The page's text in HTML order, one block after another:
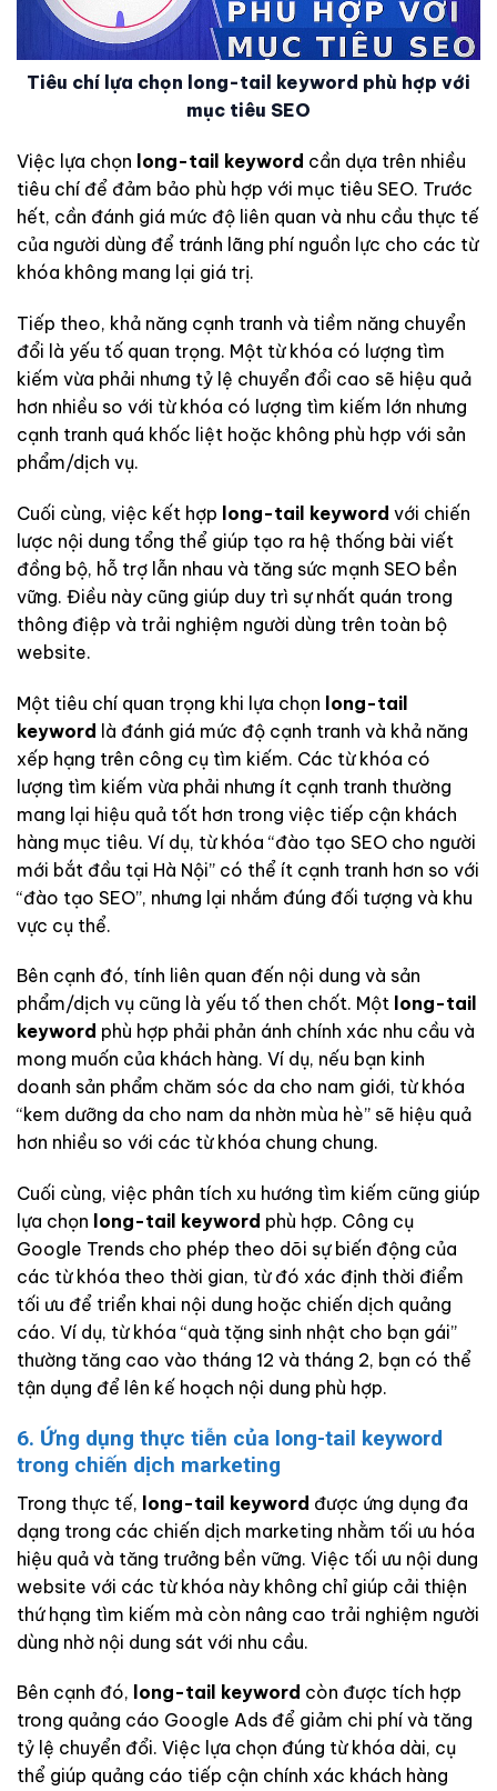
Tiêu chí lựa chọn long-tail keyword phù hợp với
mục tiêu SEO
Việc lựa chọn long-tail keyword cần dựa trên nhiều
tiêu chí để đảm bảo phù hợp với mục tiêu SEO. Trước
hết, cần đánh giá mức độ liên quan và nhu cầu thực tế
của người dùng để tránh lãng phí nguồn lực cho các từ
khóa không mang lại giá trị.
Tiếp theo, khả năng cạnh tranh và tiềm năng chuyển
đổi là yếu tố quan trọng. Một từ khóa có lượng tìm
kiếm vừa phải nhưng tỷ lệ chuyển đổi cao sẽ hiệu quả
hơn nhiều so với từ khóa có lượng tìm kiếm lớn nhưng
cạnh tranh quá khốc liệt hoặc không phù hợp với sản
phẩm/dịch vụ.
Cuối cùng, việc kết hợp long-tail keyword với chiến
lược nội dung tổng thể giúp tạo ra hệ thống bài viết
đồng bộ, hỗ trợ lẫn nhau và tăng sức mạnh SEO bền
vững. Điều này cũng giúp duy trì sự nhất quán trong
thông điệp và trải nghiệm người dùng trên toàn bộ
website.
Một tiêu chí quan trọng khi lựa chọn long-tail
keyword là đánh giá mức độ cạnh tranh và khả năng
xếp hạng trên công cụ tìm kiếm. Các từ khóa có
lượng tìm kiếm vừa phải nhưng ít cạnh tranh thường
mang lại hiệu quả tốt hơn trong việc tiếp cận khách
hàng mục tiêu. Ví dụ, từ khóa “đào tạo SEO cho người
mới bắt đầu tại Hà Nội” có thể ít cạnh tranh hơn so với
“đào tạo SEO”, nhưng lại nhắm đúng đối tượng và khu
vực cụ thể.
Bên cạnh đó, tính liên quan đến nội dung và sản
phẩm/dịch vụ cũng là yếu tố then chốt. Một long-tail
keyword phù hợp phải phản ánh chính xác nhu cầu và
mong muốn của khách hàng. Ví dụ, nếu bạn kinh
doanh sản phẩm chăm sóc da cho nam giới, từ khóa
“kem dưỡng da cho nam da nhờn mùa hè” sẽ hiệu quả
hơn nhiều so với các từ khóa chung chung.
Cuối cùng, việc phân tích xu hướng tìm kiếm cũng giúp
lựa chọn long-tail keyword phù hợp. Công cụ
Google Trends cho phép theo dõi sự biến động của
các từ khóa theo thời gian, từ đó xác định thời điểm
tối ưu để triển khai nội dung hoặc chiến dịch quảng
cáo. Ví dụ, từ khóa “quà tặng sinh nhật cho bạn gái”
thường tăng cao vào tháng 12 và tháng 2, bạn có thể
tận dụng để lên kế hoạch nội dung phù hợp.
6. Ứng dụng thực tiễn của long-tail keyword
trong chiến dịch marketing
Trong thực tế, long-tail keyword được ứng dụng đa
dạng trong các chiến dịch marketing nhằm tối ưu hóa
hiệu quả và tăng trưởng bền vững. Việc tối ưu nội dung
website với các từ khóa này không chỉ giúp cải thiện
thứ hạng tìm kiếm mà còn nâng cao trải nghiệm người
dùng nhờ nội dung sát với nhu cầu.
Bên cạnh đó, long-tail keyword còn được tích hợp
trong quảng cáo Google Ads để giảm chi phí và tăng
tỷ lệ chuyển đổi. Việc lựa chọn đúng từ khóa dài, cụ
thể giúp quảng cáo tiếp cận chính xác khách hàng